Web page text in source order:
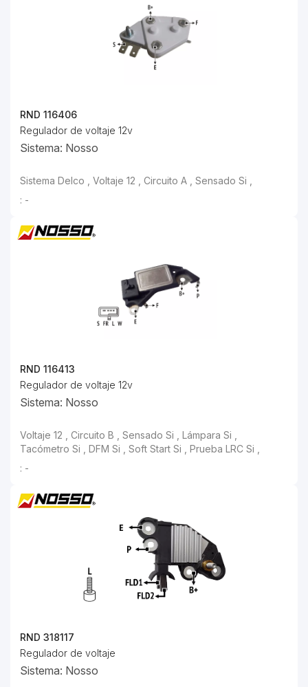
RND 116406
Regulador de voltaje 12v
Sistema: Nosso
: -
RND 116413
Regulador de voltaje 12v
Sistema: Nosso
: -
RND 318117
Regulador de voltaje
Sistema: Nosso